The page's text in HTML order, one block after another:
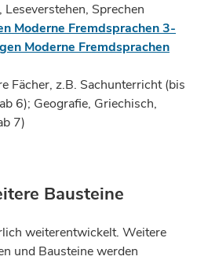
Sprechen
Moderne Fremdsprachen 3-
Moderne Fremdsprachen
Fächer, z.B. Sachunterricht (bis
6); Geografie, Griechisch,
7)
Bausteine
weiterentwickelt. Weitere
und Bausteine werden